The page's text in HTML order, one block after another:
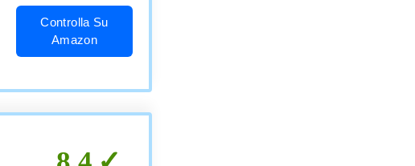
Controlla Su
Amazon